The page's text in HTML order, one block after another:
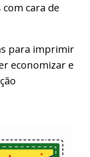
cara de
para imprimir
economizar e